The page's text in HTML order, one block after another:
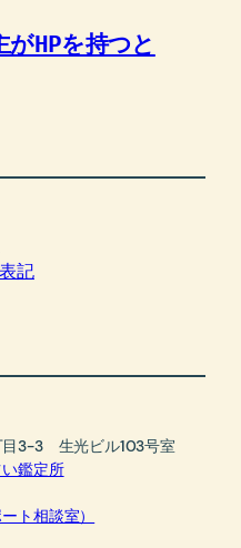
がHPを持つと
記
3-3 生光ビル103号室
鑑定所
ト相談室）